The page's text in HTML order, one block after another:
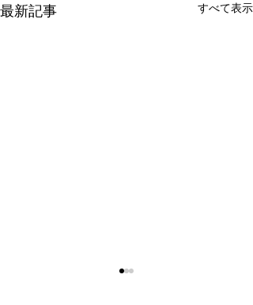
最新記事 すべて表示